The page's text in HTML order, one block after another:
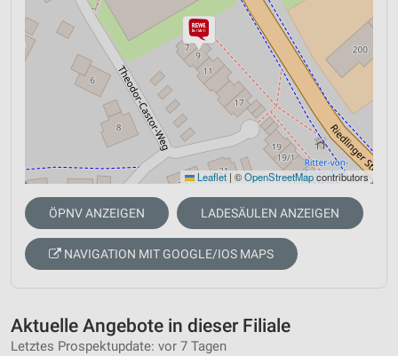
Leaflet | ©OpenStreetMapcontributors
ÖPNV ANZEIGEN LADESÄULEN ANZEIGEN
NAVIGATION MIT GOOGLE/IOS MAPS
Aktuelle Angebote in dieser Filiale
Letztes Prospektupdate: vor 7 Tagen